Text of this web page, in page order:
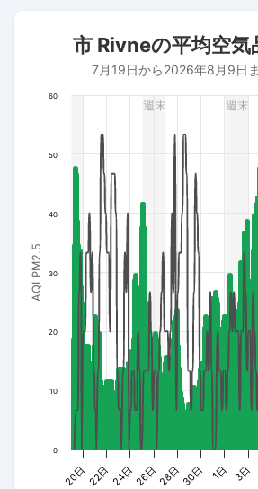
Combination chart with 3 data series.
7月19日から2026年8月9日までの期
The chart has 1 X axis displaying 日
The chart has 3 Y axes displaying週末
週末
AQI PM2.5
市 Rivneの平均空気
7月19日から2026年8月9日
20日22日24日26日28日30日 1日 3日
0
10
20
30
40
50
60